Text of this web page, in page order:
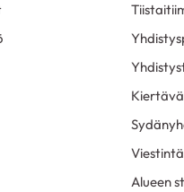
Viestintä
Alueen